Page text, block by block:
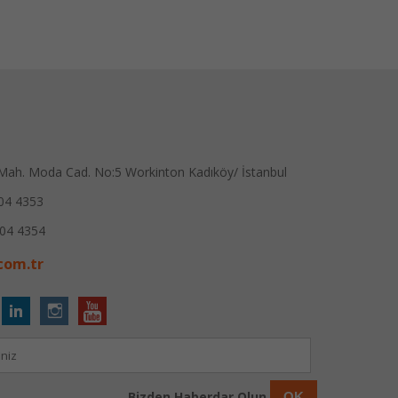
Moda Cad. No:5 Workinton Kadıköy/ İstanbul
4353
4354